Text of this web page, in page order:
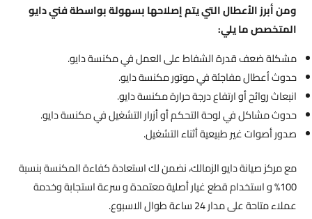
ومن أبرز الأعطال التي يتم إصلاحها بسهولة بواسطة فني دايو
المتخصص ما يلي:
مشكلة ضعف قدرة الشفاط على العمل في مكنسة دايو.
حدوث أعطال مفاجئة في موتور مكنسة دايو.
انبعاث روائح أو ارتفاع درجة حرارة مكنسة دايو.
حدوث مشاكل في لوحة التحكم أو أزرار التشغيل في مكنسة دايو.
صدور أصوات غير طبيعية أثناء التشغيل.
مع مركز صيانة دايو الزمالك، نضمن لك استعادة كفاءة المكنسة بنسبة
100% و استخدام قطع غيار أصلية معتمدة و سرعة استجابة وخدمة
عملاء متاحة على مدار 24 ساعة طوال الاسبوع.